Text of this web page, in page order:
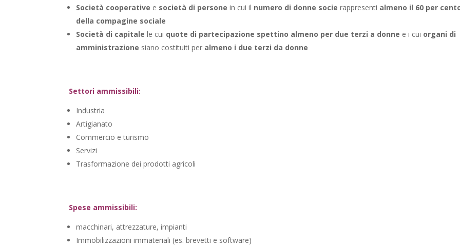
Società cooperative e società di persone in cui il numero di donne socie rappresenti almeno il 60 per
della compagine sociale
Società di capitale le cui quote di partecipazione spettino almeno per due terzi a donne e i cui organi di
amministrazione siano costituiti per almeno i due terzi da donne
Settori ammissibili:
Industria
Artigianato
Commercio e turismo
Servizi
Trasformazione dei prodotti agricoli
Spese ammissibili:
macchinari, attrezzature, impianti
Immobilizzazioni immateriali (es. brevetti e software)